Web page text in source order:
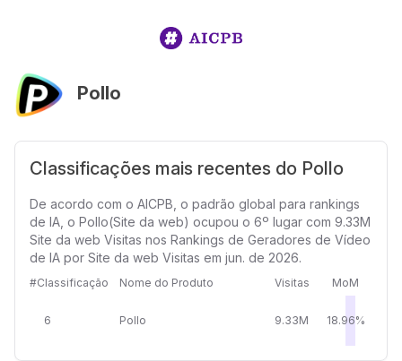
Pollo
Classificações mais recentes do Pollo
De acordo com o AICPB, o padrão global para rankings
de IA, o Pollo(Site da web) ocupou o 6º lugar com 9.33M
Site da web Visitas nos Rankings de Geradores de Vídeo
de IA por Site da web Visitas em jun. de 2026.
#Classificação Nome do Produto Visitas MoM
6 Pollo 9.33M 18.96%